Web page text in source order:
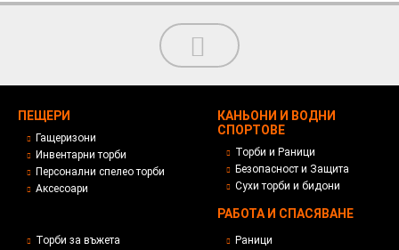
ПЕЩЕРИ
Гащеризони
Инвентарни торби
Персонални спелео торби
Аксесоари
КАНЬОНИ И ВОДНИ
СПОРТОВЕ
Торби и Раници
Безопасност и Защита
Сухи торби и бидони
РАБОТА И СПАСЯВАНЕ
Торби за въжета
Раници